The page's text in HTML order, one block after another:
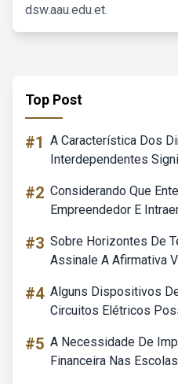
dsw.aau.edu.et.
Top Post
#1 A Característica Dos
Interdependentes
#2 Considerando Que
Empreendedor E
#3 Sobre Horizontes De
Assinale A Afirmativa
#4 Alguns Dispositivos
Circuitos Elétricos
#5 A Necessidade De
Financeira Nas